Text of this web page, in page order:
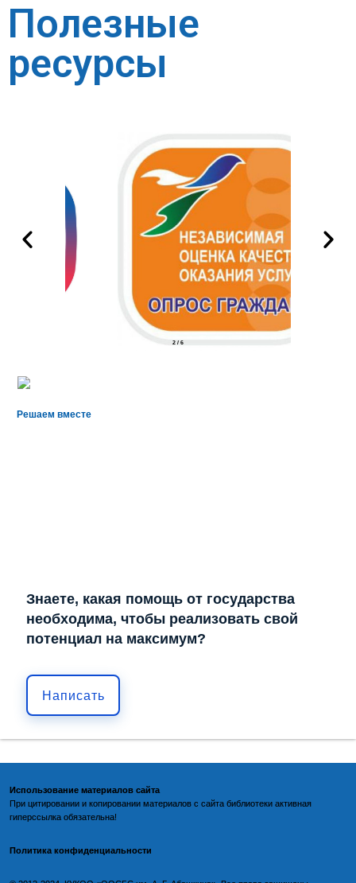
Полезные
ресурсы
2 / 6
Решаем вместе
Знаете, какая помощь от государства
необходима, чтобы реализовать свой
потенциал на максимум?
Написать
Использование материалов сайта
При цитировании и копировании материалов с сайта библиотеки активная
гиперссылка обязательна!
Политика конфиденциальности